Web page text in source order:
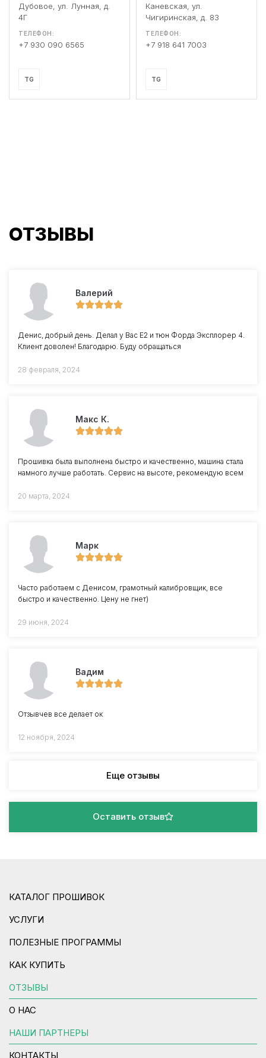
Дубовое, ул. Лунная, д.
4Г
ТЕЛЕФОН:
+7 930 090 6565
TG
Каневская, ул.
Чигиринская, д. 83
ТЕЛЕФОН:
+7 918 641 7003
TG
ОТЗЫВЫ
Валерий
Денис, добрый день. Делал у Вас Е2 и тюн Форда Эксплорер 4.
Клиент доволен! Благодарю. Буду обращаться
28 февраля, 2024
Макс К.
Прошивка была выполнена быстро и качественно, машина стала
намного лучше работать. Сервис на высоте, рекомендую всем
20 марта, 2024
Марк
Часто работаем с Денисом, грамотный калибровщик, все
быстро и качественно. Цену не гнет)
29 июня, 2024
Вадим
Отзывчев все делает ок
12 ноября, 2024
Еще отзывы
Оставить отзыв
КАТАЛОГ ПРОШИВОК
УСЛУГИ
ПОЛЕЗНЫЕ ПРОГРАММЫ
КАК КУПИТЬ
ОТЗЫВЫ
О НАС
НАШИ ПАРТНЕРЫ
КОНТАКТЫ